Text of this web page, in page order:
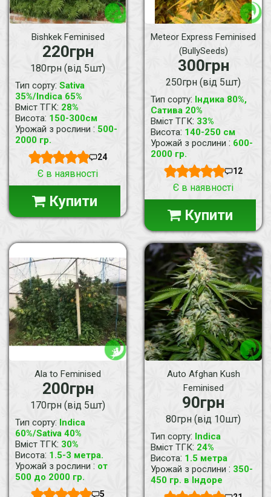
Bishkek Feminised
220грн
180грн (від 5шт)
Тип сорту: Sativa
35%/Indica 65%
Вміст ТГК: 28%
Висота: 150-300см
Урожай з рослини : 500-
2000 гр.
24
Є в наявності
Купити
Meteor Express Feminised
(BullySeeds)
300грн
250грн (від 5шт)
Тип сорту: Індика 80%,
Сатива 20%
Вміст ТГК: 33%
Висота: 140-250 см
Урожай з рослини : 600-
2000 гр.
12
Є в наявності
Купити
Ala to Feminised
200грн
170грн (від 5шт)
Тип сорту: Indica
60%/Sativa 40%
Вміст ТГК: 30%
Висота: 1.5-3 метра.
Урожай з рослини : от
500 до 2000 гр.
5
Auto Afghan Kush
Feminised
90грн
80грн (від 10шт)
Тип сорту: Indica
Вміст ТГК: 24%
Висота: 1.5 метра
Урожай з рослини : 350-
450 гр. в Індоре